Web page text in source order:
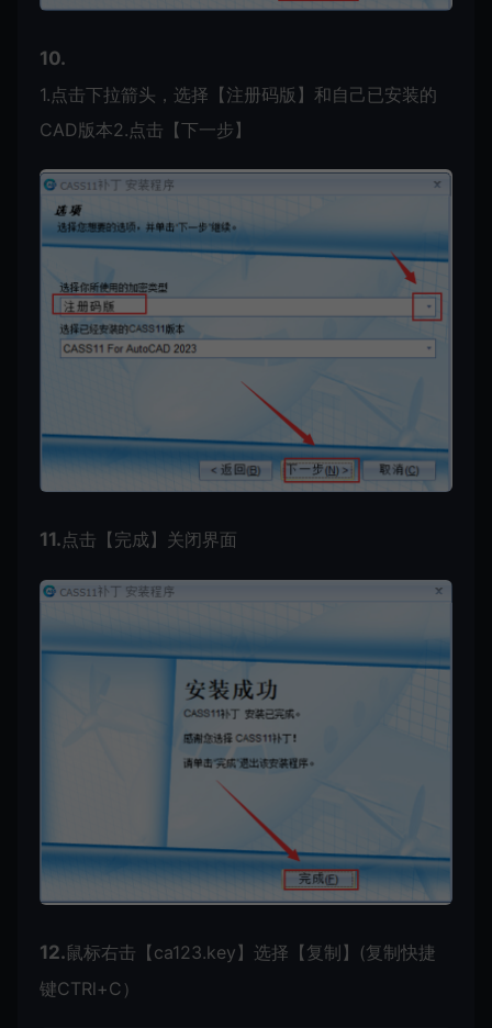
10.
1.点击下拉箭头，选择【注册码版】和自己已安装的
CAD版本2.点击【下一步】
11.点击【完成】关闭界面
12.鼠标右击【ca123.key】选择【复制】(复制快捷
键CTRl+C）